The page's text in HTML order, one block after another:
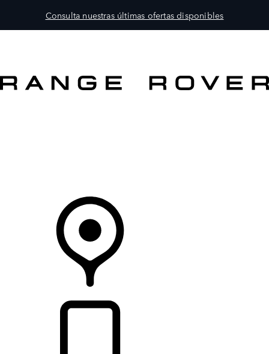
Consulta nuestras últimas ofertas disponibles